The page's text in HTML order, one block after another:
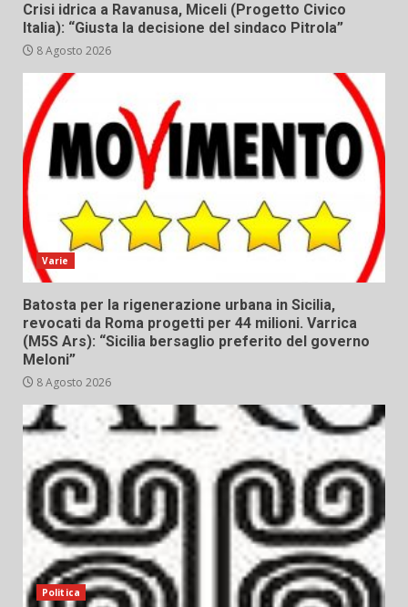
Crisi idrica a Ravanusa, Miceli (Progetto Civico
Italia): “Giusta la decisione del sindaco Pitrola”
8 Agosto 2026
Varie
Batosta per la rigenerazione urbana in Sicilia,
revocati da Roma progetti per 44 milioni. Varrica
(M5S Ars): “Sicilia bersaglio preferito del governo
Meloni”
8 Agosto 2026
Politica